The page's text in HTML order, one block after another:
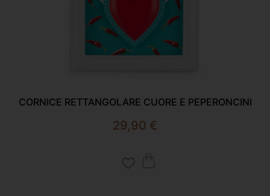
CORNICE RETTANGOLARE CUORE E PEPERONCINI
29,90 €